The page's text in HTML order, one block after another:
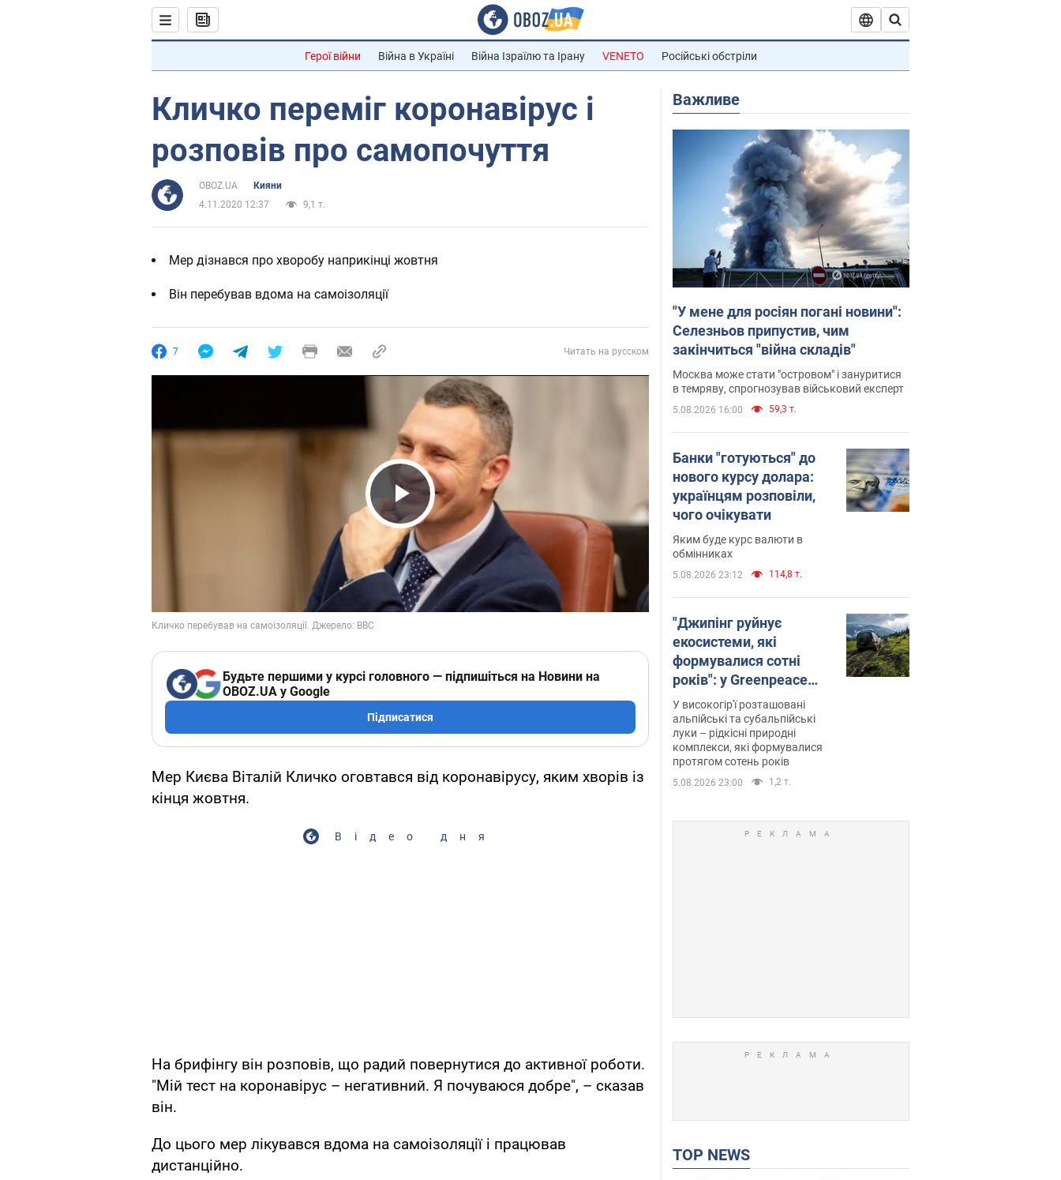
Герої війни Війна в Україні Війна Ізраїлю та Ірану VENETO Російські обстріли
Кличко переміг коронавірус і
розповів про самопочуття
OBOZ.UA
Кияни
4.11.2020 12:37
9,1 т.
Мер дізнався про хворобу наприкінці жовтня
Він перебував вдома на самоізоляції
7 Читать на русском
Play Video
Будьте першими у курсі головного — підпишіться на Новини на
OBOZ.UA у Google
Підписатися
Мер Києва Віталій Кличко оговтався від коронавірусу, яким хворів із
кінця жовтня.
Відео дня
На брифінгу він розповів, що радий повернутися до активної роботи.
"Мій тест на коронавірус – негативний. Я почуваюся добре", – сказав
він.
До цього мер лікувався вдома на самоізоляції і працював
дистанційно.
Важливе
"У мене для росіян погані новини":
Селезньов припустив, чим
закінчиться "війна складів"
Москва може стати "островом" і зануритися
в темряву, спрогнозував військовий експерт
5.08.2026 16:00 59,3 т.
Банки "готуються" до
нового курсу долара:
українцям розповіли,
чого очікувати
Яким буде курс валюти в
обмінниках
5.08.2026 23:12 114,8 т.
"Джипінг руйнує
екосистеми, які
формувалися сотні
років": у Greenpeace
забили на сполох
У високогір'ї розташовані
альпійські та субальпійські
луки – рідкісні природні
комплекси, які формувалися
протягом сотень років
5.08.2026 23:00 1,2 т.
TOP NEWS